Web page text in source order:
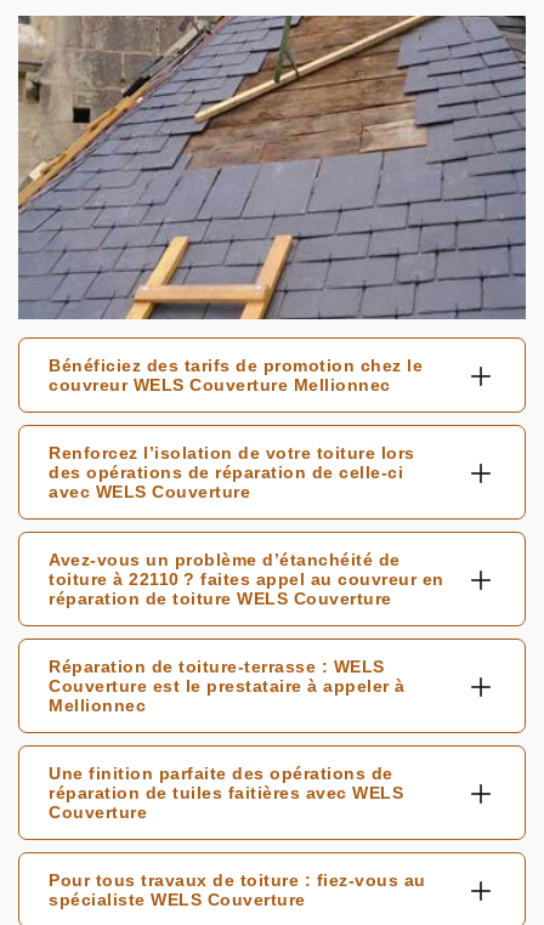
Bénéficiez des tarifs de promotion chez le
couvreur WELS Couverture Mellionnec
Renforcez l’isolation de votre toiture lors
des opérations de réparation de celle-ci
avec WELS Couverture
Avez-vous un problème d’étanchéité de
toiture à 22110 ? faites appel au couvreur en
réparation de toiture WELS Couverture
Réparation de toiture-terrasse : WELS
Couverture est le prestataire à appeler à
Mellionnec
Une finition parfaite des opérations de
réparation de tuiles faitières avec WELS
Couverture
Pour tous travaux de toiture : fiez-vous au
spécialiste WELS Couverture